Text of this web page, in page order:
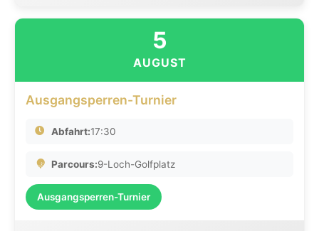
5
AUGUST
Ausgangsperren-Turnier
Abfahrt:17:30
Parcours:9-Loch-Golfplatz
Ausgangsperren-Turnier